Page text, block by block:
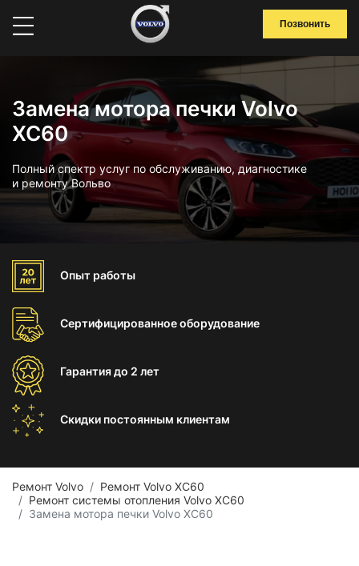
Позвонить
Замена мотора печки Volvo
XC60
Полный спектр услуг по обслуживанию, диагностике
и ремонту Вольво
Опыт работы
Сертифицированноеоборудование
Гарантиядо 2 лет
Скидки постоянным клиентам
Ремонт Volvo
Ремонт Volvo XC60
Ремонт системы отопления Volvo XC60
Замена мотора печки Volvo XC60